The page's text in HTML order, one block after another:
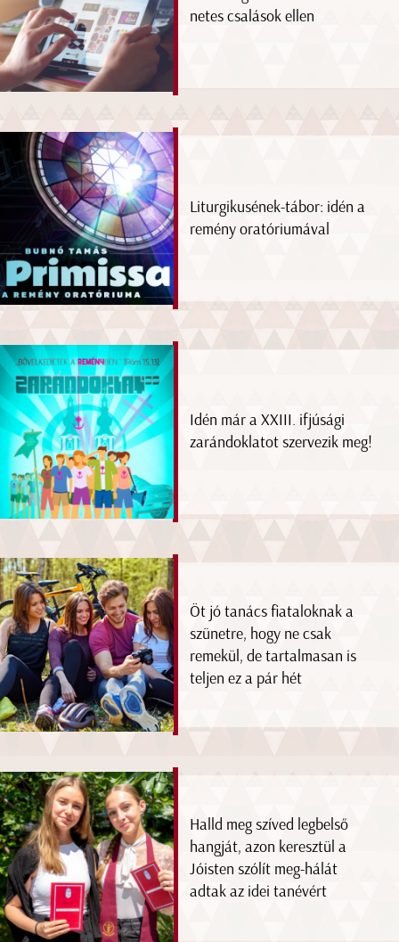
netes csalások ellen
Liturgikusének-tábor: idén a
remény oratóriumával
Idén már a XXIII. ifjúsági
zarándoklatot szervezik meg!
Öt jó tanács fiataloknak a
szünetre, hogy ne csak
remekül, de tartalmasan is
teljen ez a pár hét
Halld meg szíved legbelső
hangját, azon keresztül a
Jóisten szólít meg-hálát
adtak az idei tanévért